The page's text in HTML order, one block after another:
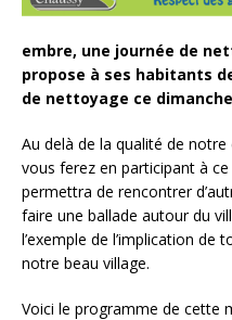
embre, une journée de
propose à ses habitants
de nettoyage ce
Au delà de la qualité de
vous ferez en participant à
permettra de rencontrer
faire une ballade autour du
l’exemple de l’implication de
notre beau village.
Voici le programme de cette